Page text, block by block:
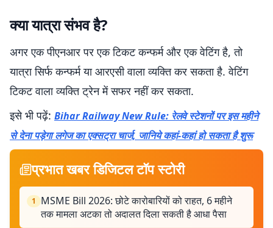
क्या यात्रा संभव है?
अगर एक पीएनआर पर एक टिकट कन्फर्म और एक वेटिंग है, तो
यात्रा सिर्फ कन्फर्म या आरएसी वाला व्यक्ति कर सकता है. वेटिंग
टिकट वाला व्यक्ति ट्रेन में सफर नहीं कर सकता.
इसे भी पढ़ें: Bihar Railway New Rule: रेलवे स्टेशनों पर इस महीने
से देना पड़ेगा लगेज का एक्सट्रा चार्ज, जानिये कहां-कहां हो सकता है शुरू
प्रभात खबर डिजिटल टॉप स्टोरी
1
MSME Bill 2026: छोटे कारोबारियों को राहत, 6 महीने
तक मामला अटका तो अदालत दिला सकती है आधा पैसा